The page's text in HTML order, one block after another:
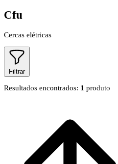
Cfu
Cercas elétricas
Filtrar
Resultados encontrados: 1 produto